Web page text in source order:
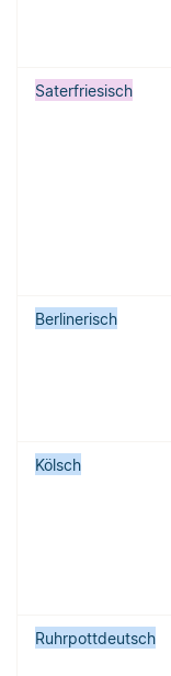
Saterfriesisch
Berlinerisch
Kölsch
Ruhrpottdeutsch